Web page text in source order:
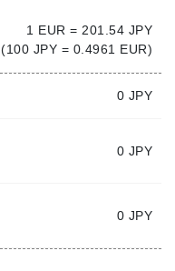
1 EUR = 201.54 JPY
(100 JPY = 0.4961 EUR)
0 JPY
0 JPY
0 JPY